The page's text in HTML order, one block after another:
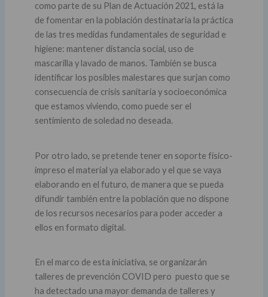
como parte de su Plan de Actuación 2021, está la
de fomentar en la población destinataria la práctica
de las tres medidas fundamentales de seguridad e
higiene: mantener distancia social, uso de
mascarilla y lavado de manos. También se busca
identificar los posibles malestares que surjan como
consecuencia de crisis sanitaria y socioeconómica
que estamos viviendo, como puede ser el
sentimiento de soledad no deseada.
Por otro lado, se pretende tener en soporte físico-
impreso el material ya elaborado y el que se vaya
elaborando en el futuro, de manera que se pueda
difundir también entre la población que no dispone
de los recursos necesarios para poder acceder a
ellos en formato digital.
En el marco de esta iniciativa, se organizarán
talleres de prevención COVID pero puesto que se
ha detectado una mayor demanda de talleres y